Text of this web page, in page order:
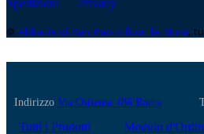
© Abbazia di San Paolo fuori le Mura,
Indirizzo Via Ostiense 186 Roma
Tutti i Prodotti Modulo